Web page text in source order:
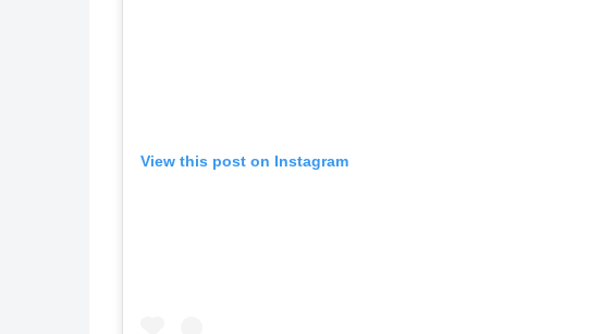
View this post on Instagram